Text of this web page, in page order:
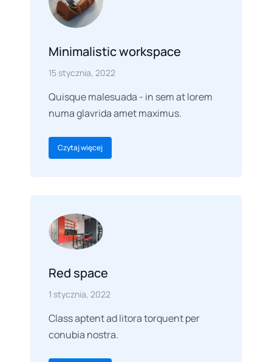
Minimalistic workspace
15 stycznia, 2022
Quisque malesuada - in sem at lorem
numa glavrida amet maximus.
Czytaj więcej
Red space
1 stycznia, 2022
Class aptent ad litora torquent per
conubia nostra.